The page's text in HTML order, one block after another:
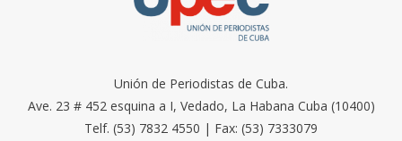
Unión de Periodistas de Cuba.
Ave. 23 # 452 esquina a I, Vedado, La Habana Cuba (10400)
Telf. (53) 7832 4550 | Fax: (53) 7333079